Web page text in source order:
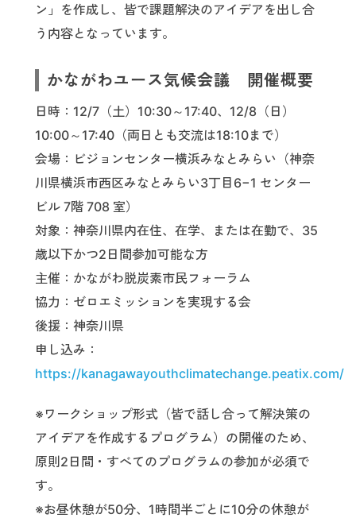
ン」を作成し、皆で課題解決のアイデアを出し合
う内容となっています。
かながわユース気候会議 開催概要
日時：12/7（土）10:30～17:40、12/8（日）
10:00～17:40（両日とも交流は18:10まで）
会場：ビジョンセンター横浜みなとみらい（神奈
川県横浜市西区みなとみらい3丁目6−1 センター
ビル 7階 708 室）
対象：神奈川県内在住、在学、または在勤で、35
歳以下かつ2日間参加可能な方
主催：かながわ脱炭素市民フォーラム
協力：ゼロエミッションを実現する会
後援：神奈川県
申し込み：
https://kanagawayouthclimatechange.peatix.com/
※ワークショップ形式（皆で話し合って解決策の
アイデアを作成するプログラム）の開催のため、
原則2日間・すべてのプログラムの参加が必須で
す。
※お昼休憩が50分、1時間半ごとに10分の休憩が